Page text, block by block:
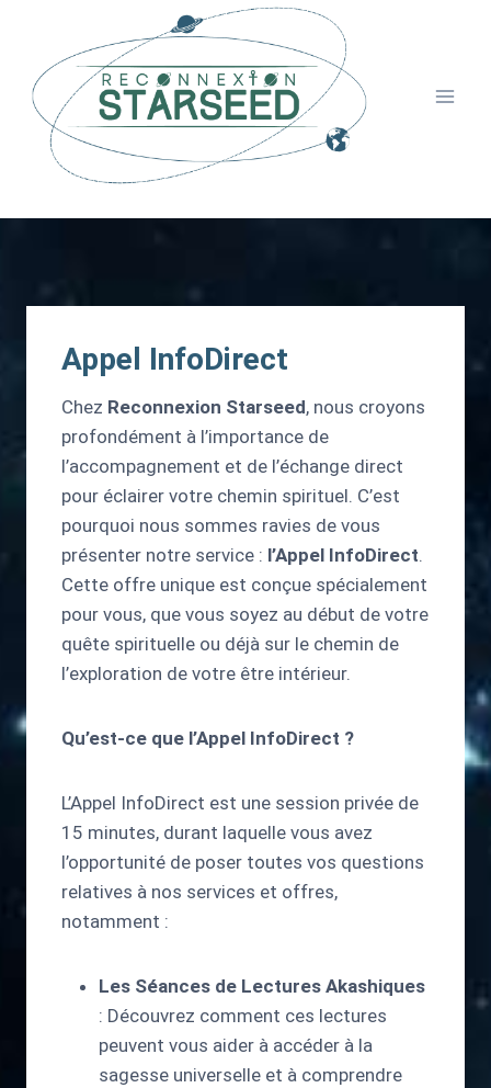
contenu
Appel InfoDirect
Chez Reconnexion Starseed, nous croyons
profondément à l’importance de
l’accompagnement et de l’échange direct
pour éclairer votre chemin spirituel. C’est
pourquoi nous sommes ravies de vous
présenter notre service : l’Appel InfoDirect.
Cette offre unique est conçue spécialement
pour vous, que vous soyez au début de votre
quête spirituelle ou déjà sur le chemin de
l’exploration de votre être intérieur.
Qu’est-ce que l’Appel InfoDirect ?
L’Appel InfoDirect est une session privée de
15 minutes, durant laquelle vous avez
l’opportunité de poser toutes vos questions
relatives à nos services et offres,
notamment :
Les Séances de Lectures Akashiques
: Découvrez comment ces lectures
peuvent vous aider à accéder à la
sagesse universelle et à comprendre